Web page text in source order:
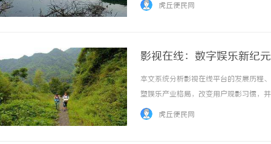
虎丘便民网
影视在线：数字娱乐新纪
本文系统分析影视在线平台的发展历程
塑娱乐产业格局，改变用户观影习惯，
……
虎丘便民网